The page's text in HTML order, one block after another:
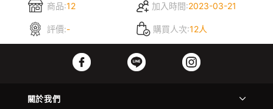
商品:12 加入時間:2023-03-21
評價:- 購買人次:12人
關於我們